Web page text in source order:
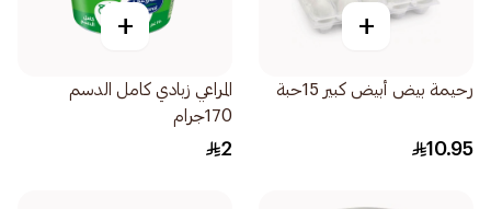
+
رحيمة بيض أبيض كبير 15حبة
10.95
+
المراعي زبادي كامل الدسم
170جرام
2